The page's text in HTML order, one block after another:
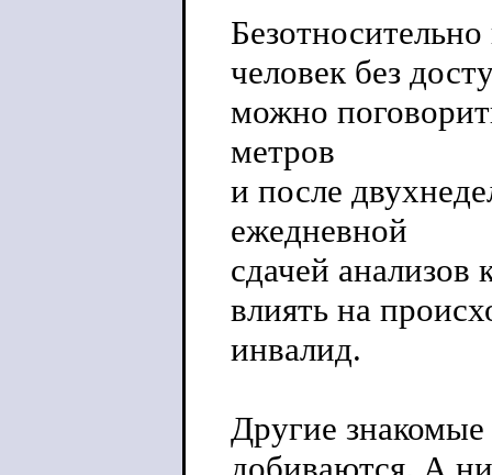
человек без
можно
метров
и после
ежедневной
сдачей анализов
влиять на
инвалид.
Другие